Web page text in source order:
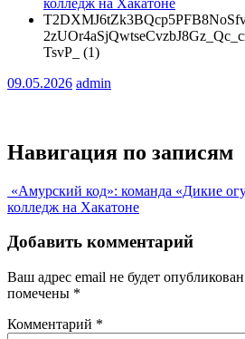
TsvP_ (1)
09.05.2026 admin
Навигация по записям
«Амурский код»: команда «Дикие
колледж на Хакатоне
Добавить комментарий
Ваш адрес email не будет
помечены *
Комментарий *